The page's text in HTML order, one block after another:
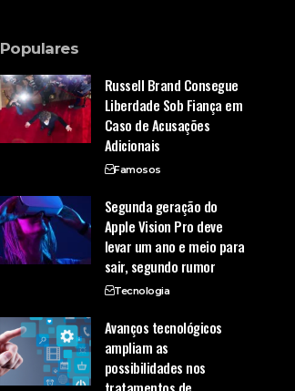
Populares
Russell Brand Consegue
Liberdade Sob Fiança em
Caso de Acusações
Adicionais
Famosos
Segunda geração do
Apple Vision Pro deve
levar um ano e meio para
sair, segundo rumor
Tecnologia
Avanços tecnológicos
ampliam as
possibilidades nos
tratamentos de